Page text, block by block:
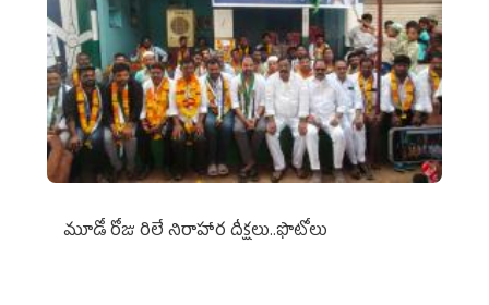
మూడో రోజు రిలే నిరాహార దీక్షలు..ఫొటోలు